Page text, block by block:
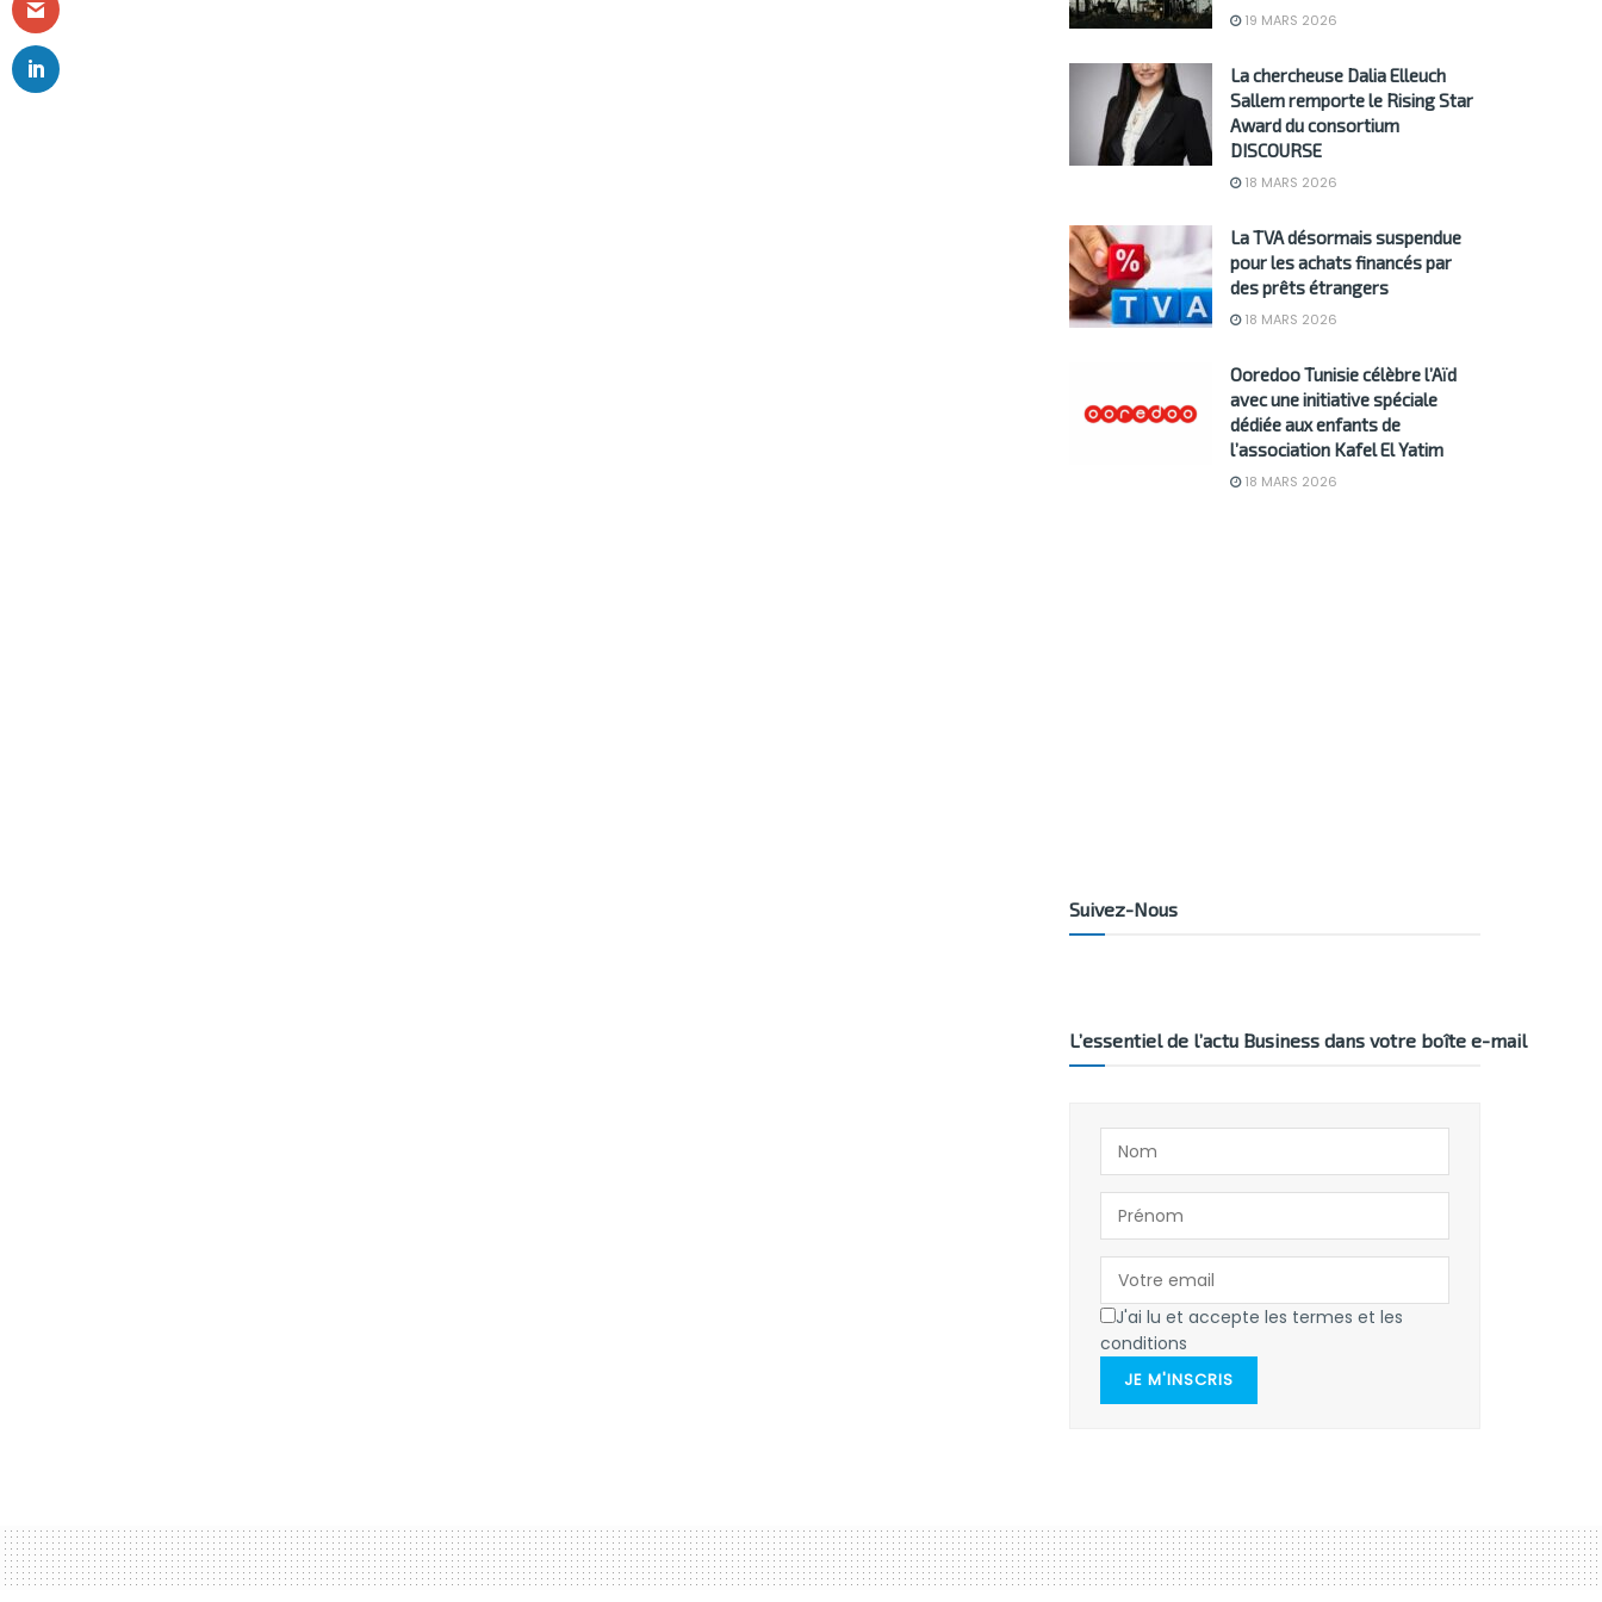
19 MARS 2026
La chercheuse Dalia Elleuch
Sallem remporte le Rising Star
Award du consortium
DISCOURSE
18 MARS 2026
La TVA désormais suspendue
pour les achats financés par
des prêts étrangers
18 MARS 2026
Ooredoo Tunisie célèbre l’Aïd
avec une initiative spéciale
dédiée aux enfants de
l’association Kafel El Yatim
18 MARS 2026
Suivez-Nous
L’essentiel de l’actu Business dans votre boîte e-mail
J'ai lu et accepte les termes et les
conditions
JE M'INSCRIS